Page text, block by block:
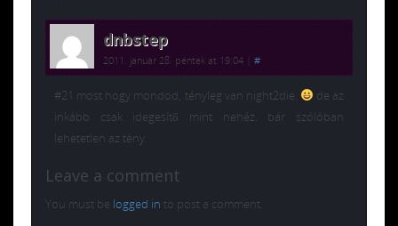
dnbstep
2011. január 28. péntek at 19:04 #
#21 most hogy mondod, tényleg van night2die.
de az
inkább csak idegesítő mint nehéz. bár szólóban
lehetetlen az tény.
Leave a comment
You must be logged in to post a comment.